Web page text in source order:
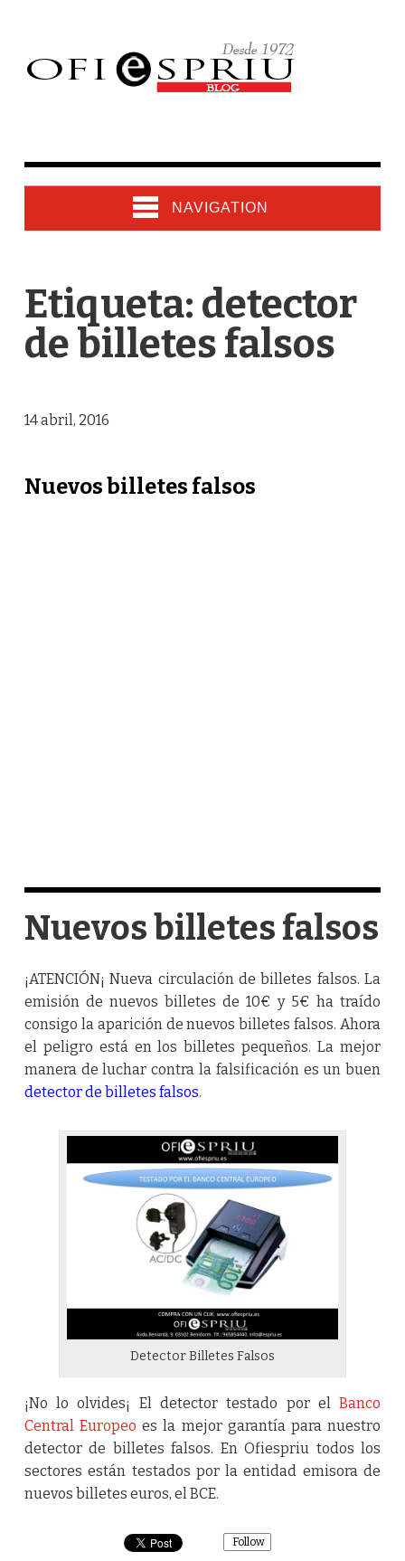
NAVIGATION
Etiqueta: detector
de billetes falsos
14 abril, 2016
Nuevos billetes falsos
Nuevos billetes falsos
¡ATENCIÓN¡ Nueva circulación de billetes falsos. La
emisión de nuevos billetes de 10€ y 5€ ha traído
consigo la aparición de nuevos billetes falsos. Ahora
el peligro está en los billetes pequeños. La mejor
manera de luchar contra la falsificación es un buen
detector de billetes falsos.
Detector Billetes Falsos
¡No lo olvides¡ El detector testado por elBanco
Central Europeo es la mejor garantía para nuestro
detector de billetes falsos. En Ofiespriu todos los
sectores están testados por la entidad emisora de
nuevos billetes euros, el BCE.
Follow